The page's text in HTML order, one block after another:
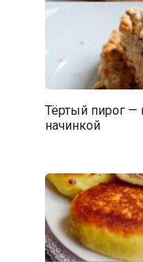
Тёртый пирог —
начинкой